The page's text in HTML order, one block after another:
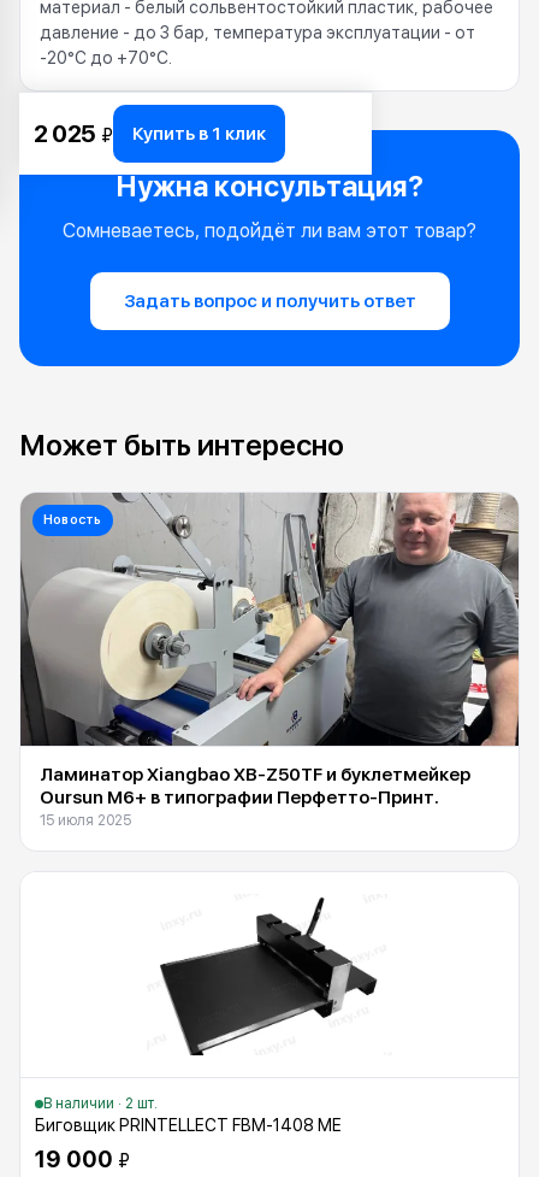
материал - белый сольвентостойкий пластик, рабочее
давление - до 3 бар, температура эксплуатации - от
-20°C до +70°C.
2 025 ₽ Купить в 1 клик
Нужна консультация?
Сомневаетесь, подойдёт ли вам этот товар?
Задать вопрос и получить ответ
Может быть интересно
Новость
Ламинатор Xiangbao XB-Z50TF и буклетмейкер
Oursun M6+ в типографии Перфетто-Принт.
15 июля 2025
В наличии · 2 шт.
Биговщик PRINTELLECT FBM-1408 ME
19 000 ₽